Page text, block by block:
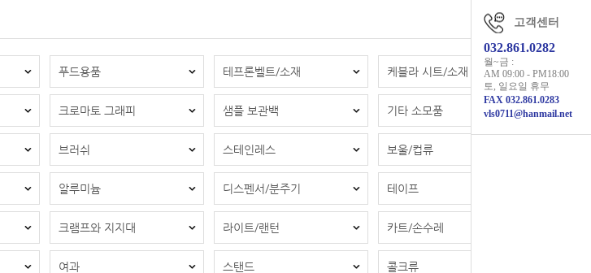
푸드용품 테프론벨트/소재 케블라 시트/소재
크로마토 그래피 샘플 보관백 기타 소모품
브러쉬 스테인레스 보울/컵류
알루미늄 디스펜서/분주기 테이프
크램프와 지지대 라이트/랜턴 카트/손수레
여과 스탠드 콜크류
고객센터
032.861.0282
월~금 :
AM 09:00 - PM18:00
토, 일요일 휴무
FAX 032.861.0283
vls0711@hanmail.net